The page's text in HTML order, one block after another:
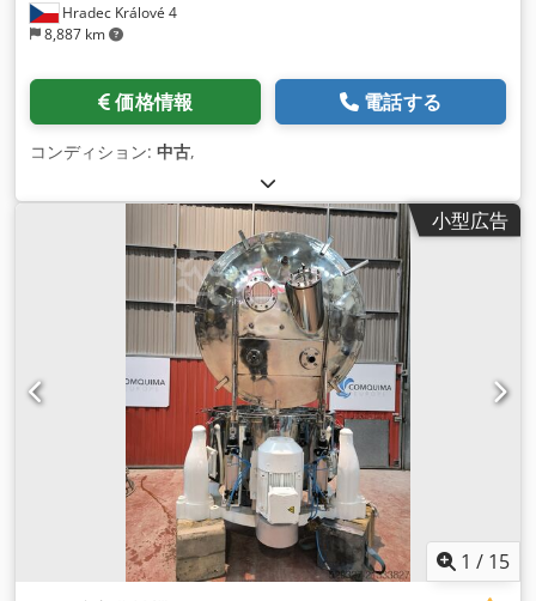
Hradec Králové 4
8,887 km
価格情報 電話する
コンディション: 中古,
小型広告
1 / 15